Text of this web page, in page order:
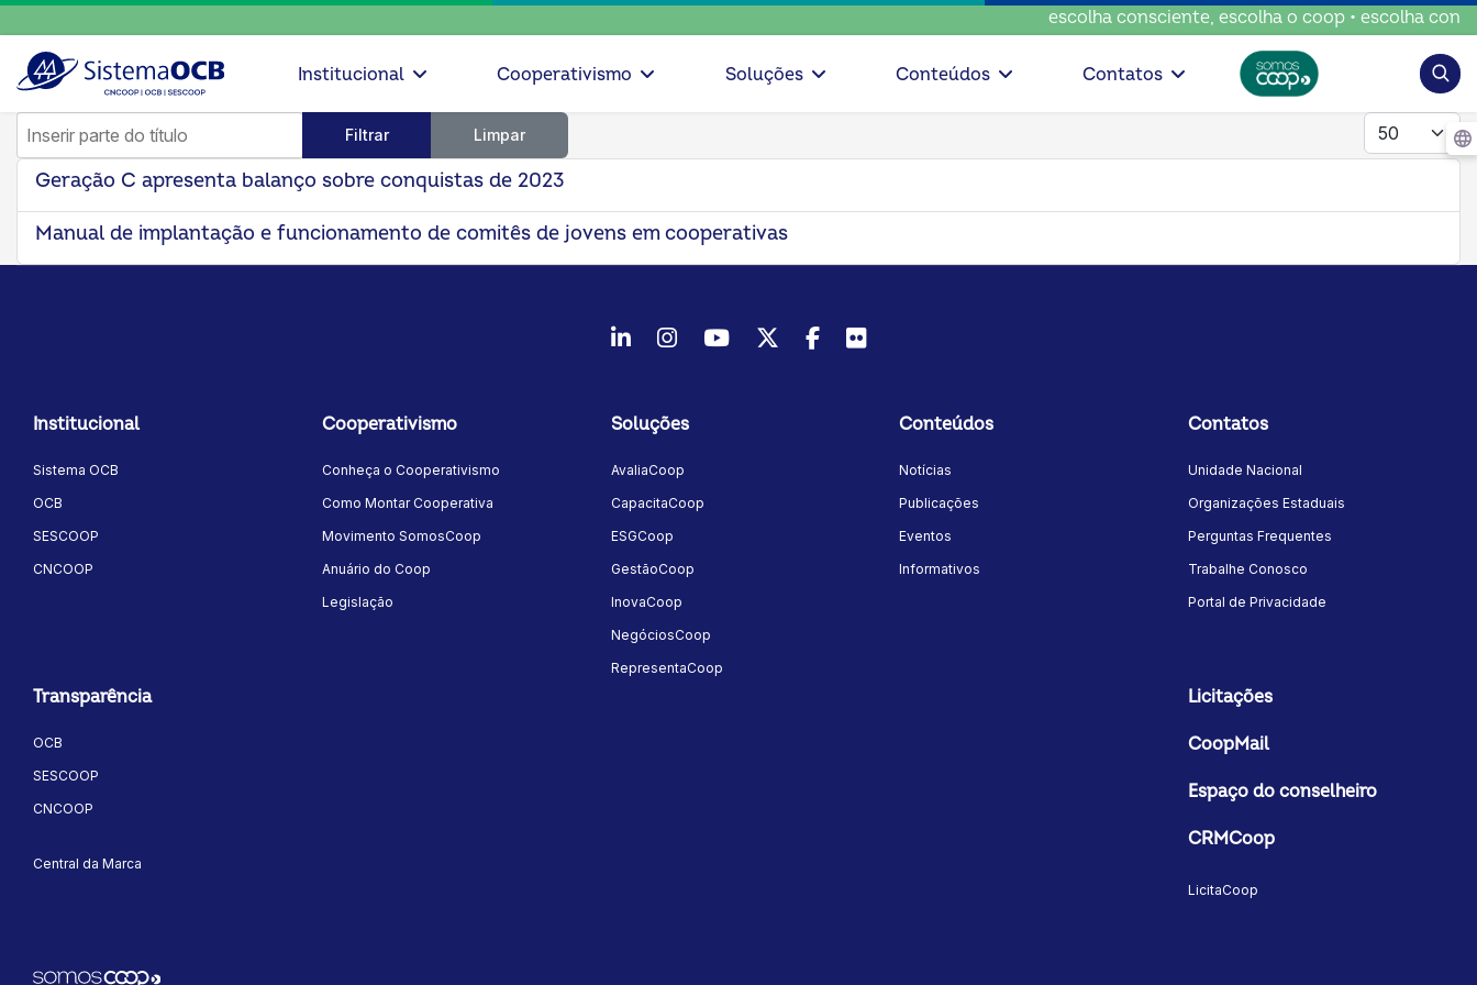
escolha consciente, escolha o coop • escolha
Institucional Cooperativismo Soluções Conteúdos Contatos
Inserir parte do título
Filtrar Limpar
Mostrar #
Geração C apresenta balanço sobre conquistas de 2023
Manual de implantação e funcionamento de comitês de jovens em cooperativas
LinkedInInstagram
YoutubeTwitter/X
Facebook
Flickr
Institucional
Sistema OCB
OCB
SESCOOP
CNCOOP
Cooperativismo
Conheça o Cooperativismo
Como Montar Cooperativa
Movimento SomosCoop
Anuário do Coop
Legislação
Soluções
AvaliaCoop
CapacitaCoop
ESGCoop
GestãoCoop
InovaCoop
NegóciosCoop
RepresentaCoop
Conteúdos
Notícias
Publicações
Eventos
Informativos
Contatos
Unidade Nacional
Organizações Estaduais
Perguntas Frequentes
Trabalhe Conosco
Portal de Privacidade
Transparência
OCB
SESCOOP
CNCOOP
Central da Marca
Licitações
CoopMail
Espaço do conselheiro
CRMCoop
LicitaCoop